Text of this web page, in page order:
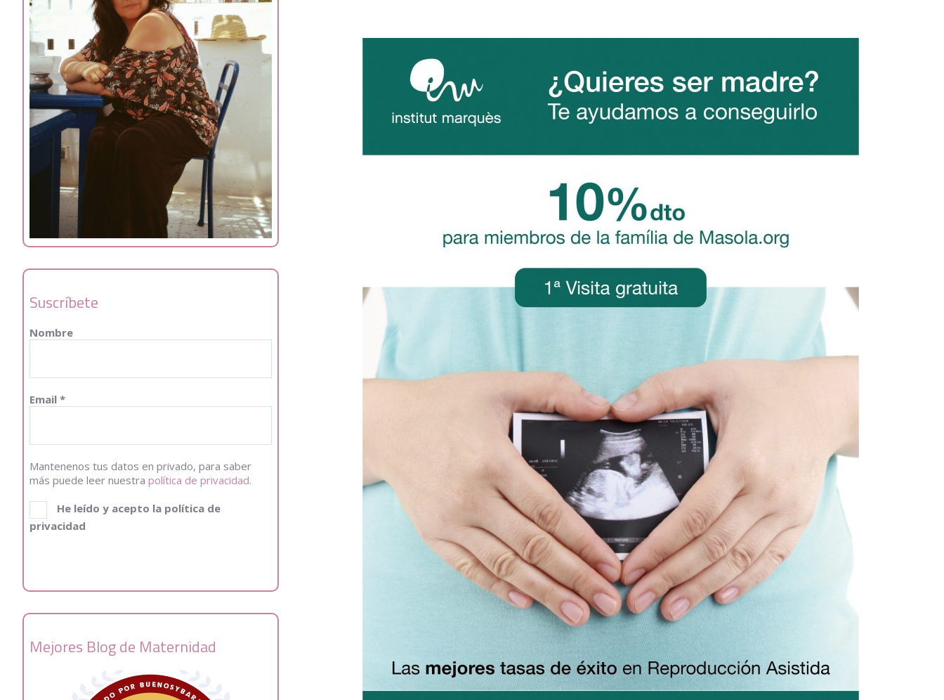
Suscríbete
Nombre
Email *
Mantenenos tus datos en privado, para saber
más puede leer nuestra política de privacidad.
He leído y acepto la política de
privacidad
Mejores Blog de Maternidad